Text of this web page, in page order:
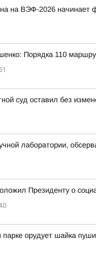
на ВЭФ-2026 начинает
Порядка 110
суд оставил без
лаборатории,
Президенту о
орудует шайка